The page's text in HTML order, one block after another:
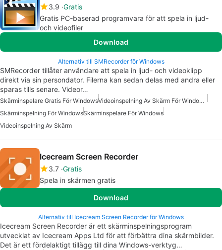
3.9 Gratis
Gratis PC-baserad programvara för att spela in ljud-
och videofiler
Download
Alternativ till SMRecorder för Windows
SMRecorder tillåter användare att spela in ljud- och videoklipp
direkt via sin persondator. Filerna kan sedan delas med andra eller
sparas tills senare. Videor…
Skärminspelare Gratis För Windows
Videoinspelning Av Skärm För Windows Gratis
Skärminspelning För WindowsSkärminspelare För Windows
Videoinspelning Av Skärm
Icecream Screen Recorder
3.7 Gratis
Spela in skärmen gratis
Download
Alternativ till Icecream Screen Recorder för Windows
Icecream Screen Recorder är ett skärminspelningsprogram
utvecklat av Icecream Apps Ltd för att förbättra dina skärmbilder.
Det är ett fördelaktigt tillägg till dina Windows-verktyg…